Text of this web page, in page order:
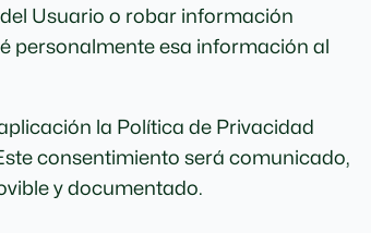
Usuario o robar información
personalmente esa información al
la Política de Privacidad
consentimiento será comunicado,
y documentado.